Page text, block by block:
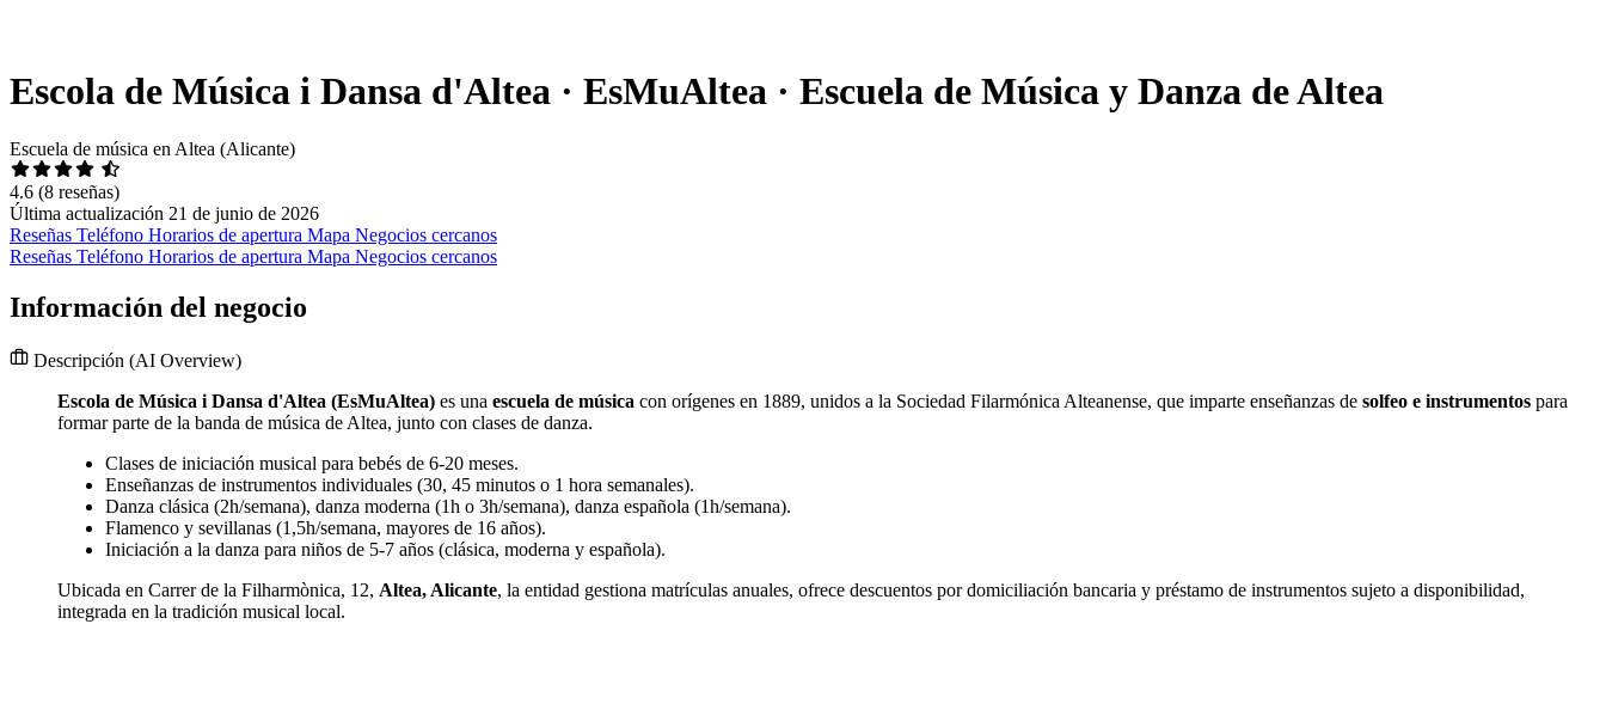
Escola de Música i Dansa d'Altea · EsMuAltea · Escuela de Música y Danza de Altea
Escuela de música en Altea (Alicante)
4.6 (8 reseñas)
Última actualización 21 de junio de 2026
Reseñas Teléfono Horarios de apertura Mapa Negocios cercanos
Reseñas Teléfono Horarios de apertura Mapa Negocios cercanos
Información del negocio
Descripción (AI Overview)
Escola de Música i Dansa d'Altea (EsMuAltea) es una escuela de música con orígenes en 1889, unidos a la Sociedad Filarmónica Alteanense, que imparte enseñanzas de solfeo e instrumentos para
formar parte de la banda de música de Altea, junto con clases de danza.
Clases de iniciación musical para bebés de 6-20 meses.
Enseñanzas de instrumentos individuales (30, 45 minutos o 1 hora semanales).
Danza clásica (2h/semana), danza moderna (1h o 3h/semana), danza española (1h/semana).
Flamenco y sevillanas (1,5h/semana, mayores de 16 años).
Iniciación a la danza para niños de 5-7 años (clásica, moderna y española).
Ubicada en Carrer de la Filharmònica, 12, Altea, Alicante, la entidad gestiona matrículas anuales, ofrece descuentos por domiciliación bancaria y préstamo de instrumentos sujeto a disponibilidad,
integrada en la tradición musical local.